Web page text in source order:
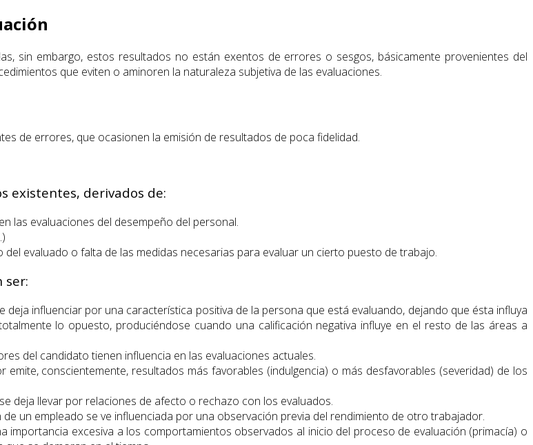
sin embargo, estos resultados no están exentos de errores o sesgos, básicamente provenientes del
que eviten o aminoren la naturaleza subjetiva de las evaluaciones.
de errores, que ocasionen la emisión de resultados de poca fidelidad.
existentes, derivados de:
las evaluaciones del desempeño del personal.
evaluado o falta de las medidas necesarias para evaluar un cierto puesto de trabajo.
ser:
influenciar por una característica positiva de la persona que está evaluando, dejando que ésta influya
lo opuesto, produciéndose cuando una calificación negativa influye en el resto de las áreas a
del candidato tienen influencia en las evaluaciones actuales.
emite, conscientemente, resultados más favorables (indulgencia) o más desfavorables (severidad) de los
deja llevar por relaciones de afecto o rechazo con los evaluados.
un empleado se ve influenciada por una observación previa del rendimiento de otro trabajador.
importancia excesiva a los comportamientos observados al inicio del proceso de evaluación (primacía) o